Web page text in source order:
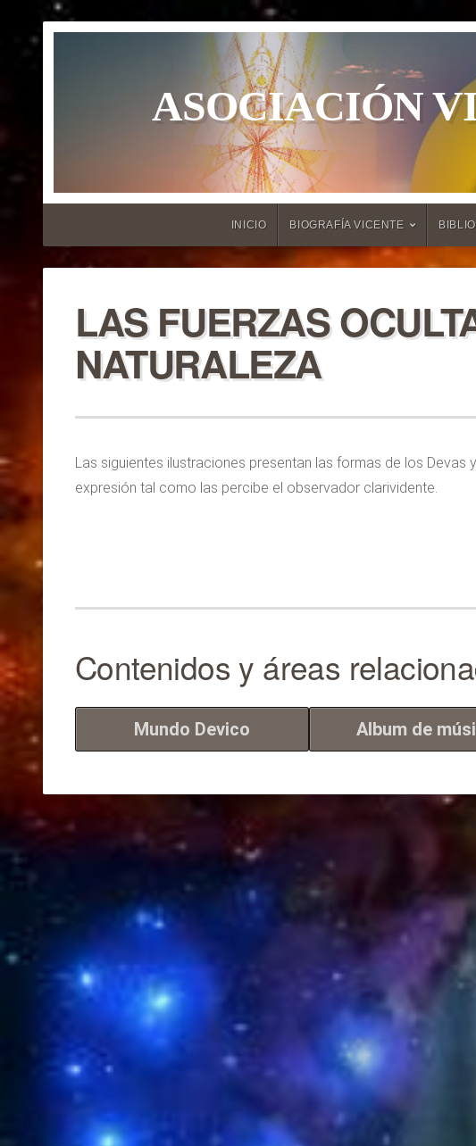
ASOCIACIÓN
INICIO BIOGRAFÍA VICENTE
LAS FUERZAS
NATURALEZA
Las siguientes ilustraciones presentan las formas de los Devas
expresión tal como las percibe el observador clarividente.
Contenidos y áreas
Mundo Devico Album de